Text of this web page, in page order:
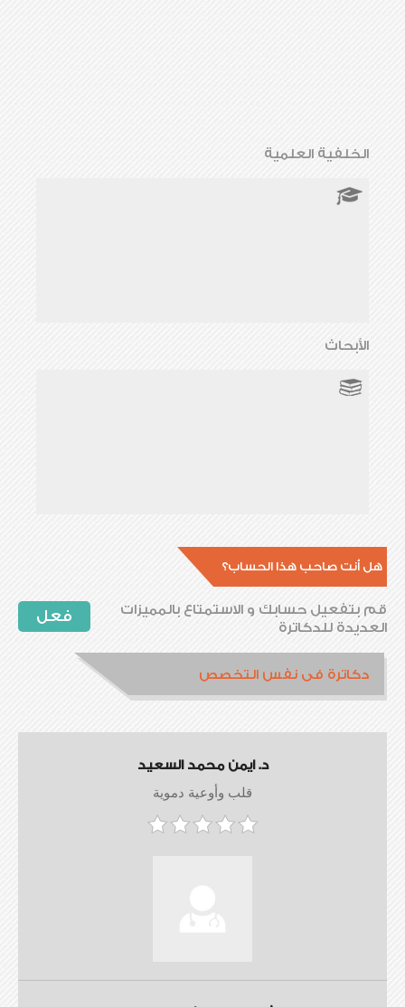
الخلفية العلمية
الأبحاث
هل أنت صاحب هذا الحساب؟
فعل
قم بتفعيل حسابك و الاستمتاع بالمميزات
العديدة للدكاترة
دكاترة فى نفس التخصص
د. ايمن محمد السعيد
قلب وأوعية دموية